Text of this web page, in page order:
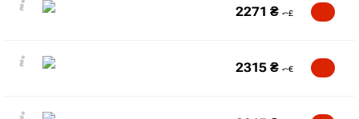
2271 ₴
2315 ₴